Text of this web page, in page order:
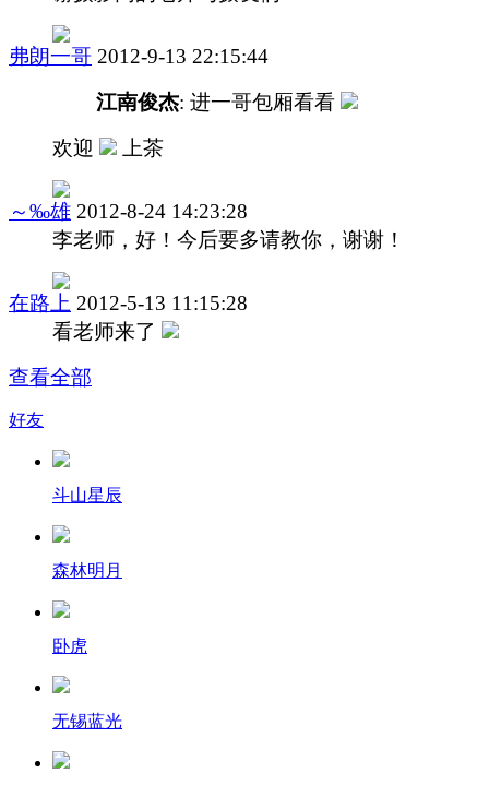
弗朗一哥 2012-9-13 22:15:44
江南俊杰: 进一哥包厢看看
欢迎
上茶
～‰雄 2012-8-24 14:23:28
李老师，好！今后要多请教你，谢谢！
在路上 2012-5-13 11:15:28
看老师来了
查看全部
好友
斗山星辰
森林明月
卧虎
无锡蓝光